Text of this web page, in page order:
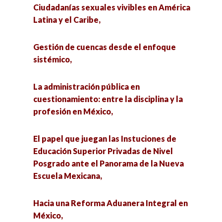
salud,
Problemas complejos de la frontera México-
La otredad. Concepto para el reconocimiento
de los grupos vulnerables,
Rumbo a la Implementación de la Reforma
Procesal Civil y Familiar en México,
La otredad. Concepto para el reconocimiento
Rumbo a la Implementación de la Reforma
Seminario de propuestas de alfabetización
digital para la educación en tiempos de crisis,
Cuarta Feria de Divulgación de la Ciencia:
Innovación Educativa en Educación Superior,
Rostros de la discapacidad visual. Estudios
global,
Ciudadanías sexuales vivibles en América
Latina y el Caribe,
Gestión de cuencas desde el enfoque
sistémico,
La administración pública en
cuestionamiento: entre la disciplina y la
profesión en México,
El papel que juegan las Instuciones de
Educación Superior Privadas de Nivel
Posgrado ante el Panorama de la Nueva
Escuela Mexicana,
Hacia una Reforma Aduanera Integral en
México,